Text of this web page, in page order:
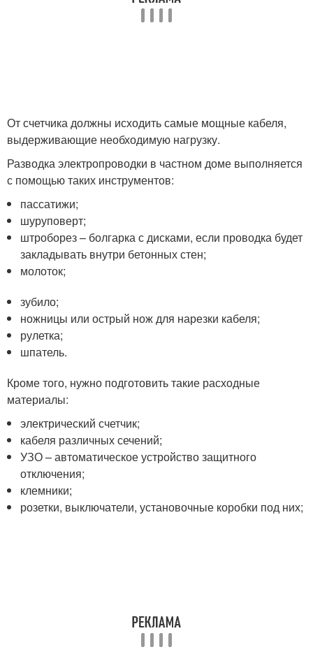
От счетчика должны исходить самые мощные кабеля,
выдерживающие необходимую нагрузку.
Разводка электропроводки в частном доме выполняется
с помощью таких инструментов:
пассатижи;
шуруповерт;
штроборез – болгарка с дисками, если проводка будет
закладывать внутри бетонных стен;
молоток;
зубило;
ножницы или острый нож для нарезки кабеля;
рулетка;
шпатель.
Кроме того, нужно подготовить такие расходные
материалы:
электрический счетчик;
кабеля различных сечений;
УЗО – автоматическое устройство защитного
отключения;
клемники;
розетки, выключатели, установочные коробки под них;